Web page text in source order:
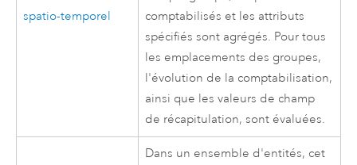
spatio-temporel
comptabilisés et les attributs
spécifiés sont agrégés. Pour tous
les emplacements des groupes,
l'évolution de la comptabilisation,
ainsi que les valeurs de champ
de récapitulation, sont évaluées.
Dans un ensemble d'entités, cet